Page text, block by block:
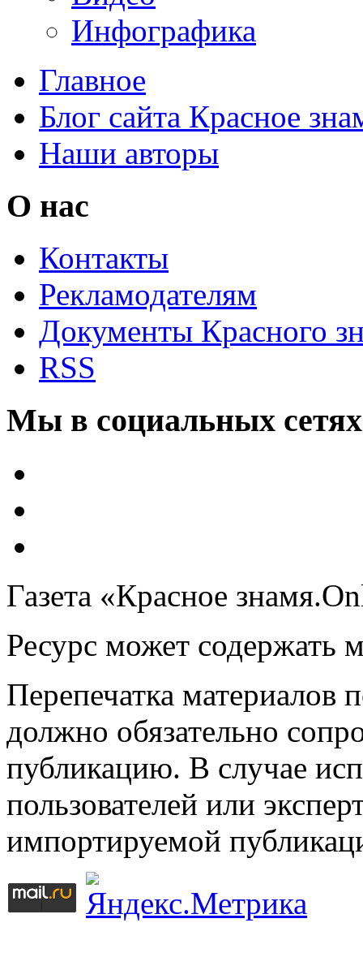
Инфографика
Главное
Блог сайта Красное
Наши авторы
О нас
Контакты
Рекламодателям
Документы Красного
RSS
Мы в социальных сетях
Газета «Красное
Ресурс может содержать
Перепечатка материалов
должно обязательно
публикацию. В случае
пользователей или
импортируемой